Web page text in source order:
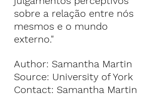
sobre a relação entre nós
mesmos e o mundo
externo."
Author: Samantha Martin
Source: University of York
Contact: Samantha Martin